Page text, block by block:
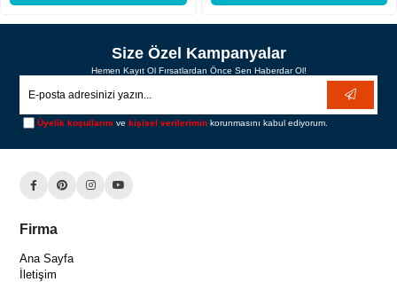
Size Özel Kampanyalar
Hemen Kayıt Ol Fırsatlardan Önce Sen Haberdar Ol!
Üyelik koşullarını vekişisel verilerimin korunmasını kabul ediyorum.
Firma
Ana Sayfa
İletişim